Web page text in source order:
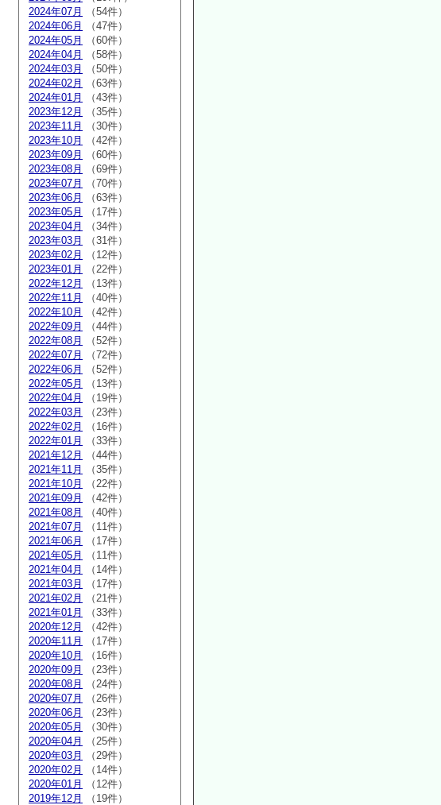
2024年07月
（54件）
2024年06月
（47件）
2024年05月
（60件）
2024年04月
（58件）
2024年03月
（50件）
2024年02月
（63件）
2024年01月
（43件）
2023年12月
（35件）
2023年11月
（30件）
2023年10月
（42件）
2023年09月
（60件）
2023年08月
（69件）
2023年07月
（70件）
2023年06月
（63件）
2023年05月
（17件）
2023年04月
（34件）
2023年03月
（31件）
2023年02月
（12件）
2023年01月
（22件）
2022年12月
（13件）
2022年11月
（40件）
2022年10月
（42件）
2022年09月
（44件）
2022年08月
（52件）
2022年07月
（72件）
2022年06月
（52件）
2022年05月
（13件）
2022年04月
（19件）
2022年03月
（23件）
2022年02月
（16件）
2022年01月
（33件）
2021年12月
（44件）
2021年11月
（35件）
2021年10月
（22件）
2021年09月
（42件）
2021年08月
（40件）
2021年07月
（11件）
2021年06月
（17件）
2021年05月
（11件）
2021年04月
（14件）
2021年03月
（17件）
2021年02月
（21件）
2021年01月
（33件）
2020年12月
（42件）
2020年11月
（17件）
2020年10月
（16件）
2020年09月
（23件）
2020年08月
（24件）
2020年07月
（26件）
2020年06月
（23件）
2020年05月
（30件）
2020年04月
（25件）
2020年03月
（29件）
2020年02月
（14件）
2020年01月
（12件）
2019年12月
（19件）